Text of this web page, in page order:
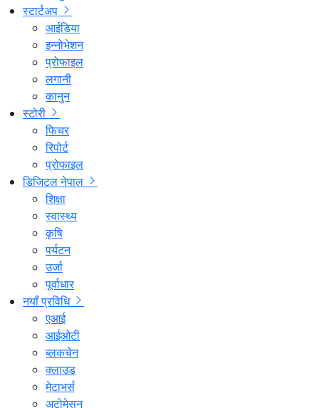
स्टार्टअप
आईडिया
इन्नोभेशन
प्रोफाइल
लगानी
कानुन
स्टोरी
फिचर
रिपोर्ट
प्रोफाइल
डिजिटल नेपाल
शिक्षा
स्वास्थ्य
कृषि
पर्यटन
उर्जा
पूर्वाधार
नयाँ प्रविधि
एआई
आईओटी
ब्लकचेन
क्लाउड
मेटाभर्स
अटोमेसन